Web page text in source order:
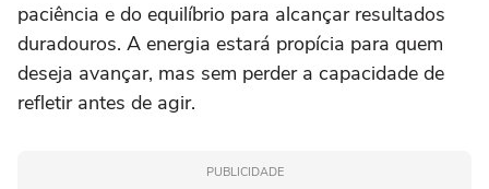
paciência e do equilíbrio para alcançar resultados
duradouros. A energia estará propícia para quem
deseja avançar, mas sem perder a capacidade de
refletir antes de agir.
PUBLICIDADE